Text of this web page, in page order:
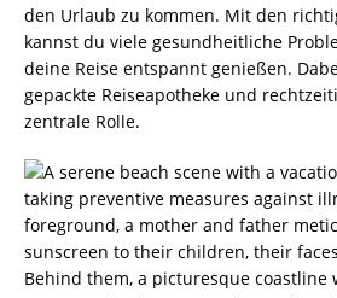
den Urlaub zu kommen. Mit den
kannst du viele gesundheitliche
deine Reise entspannt genießen.
gepackte Reiseapotheke und
zentrale Rolle.